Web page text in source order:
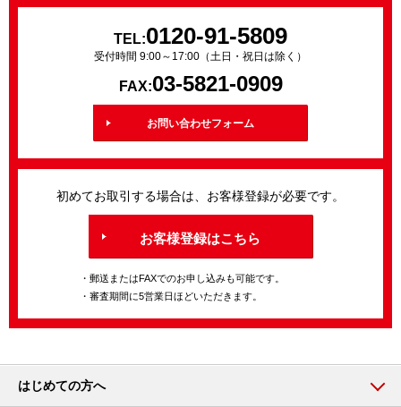
TEL:0120-91-5809
受付時間 9:00～17:00（土日・祝日は除く）
FAX:03-5821-0909
お問い合わせフォーム
初めてお取引する場合は、お客様登録が必要です。
お客様登録はこちら
・郵送またはFAXでのお申し込みも可能です。
・審査期間に5営業日ほどいただきます。
はじめての方へ